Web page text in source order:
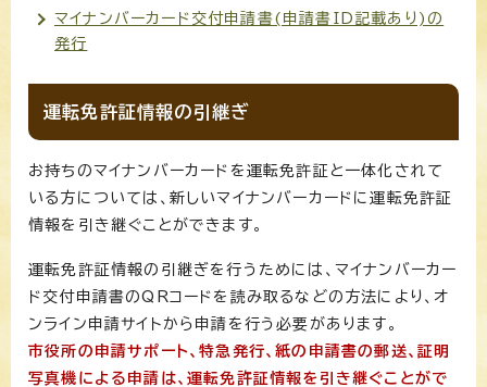
マイナンバーカード交付申請書(申請書ID記載あり)の
発行
運転免許証情報の引継ぎ
お持ちのマイナンバーカードを運転免許証と一体化されて
いる方については、新しいマイナンバーカードに運転免許証
情報を引き継ぐことができます。
運転免許証情報の引継ぎを行うためには、マイナンバーカー
ド交付申請書のQRコードを読み取るなどの方法により、オ
ンライン申請サイトから申請を行う必要があります。
市役所の申請サポート、特急発行、紙の申請書の郵送、証明
写真機による申請は、運転免許証情報を引き継ぐことがで